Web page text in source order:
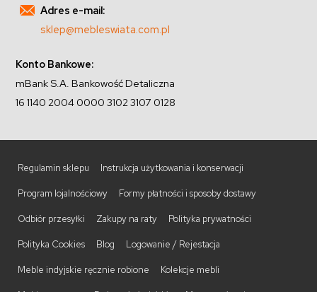
Adres e-mail:
sklep@mebleswiata.com.pl
Konto Bankowe:
mBank S.A. Bankowość Detaliczna
16 1140 2004 0000 3102 3107 0128
Regulamin sklepu Instrukcja użytkowania i konserwacji
Program lojalnościowy Formy płatności i sposoby dostawy
Odbiór przesyłki Zakupy na raty Polityka prywatności
Polityka Cookies Blog Logowanie / Rejestacja
Meble indyjskie ręcznie robione Kolekcje mebli